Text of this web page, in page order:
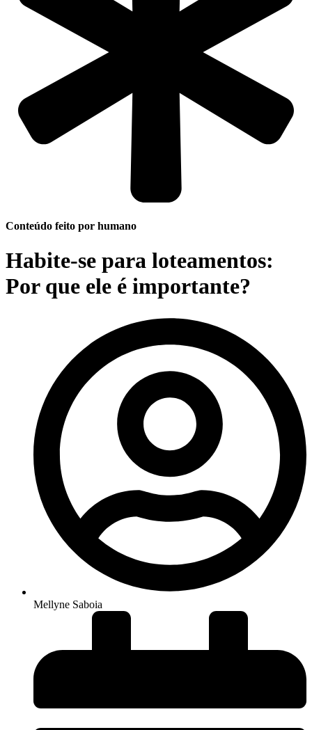
Conteúdo feito por humano
Habite-se para loteamentos:
Por que ele é importante?
Mellyne Saboia